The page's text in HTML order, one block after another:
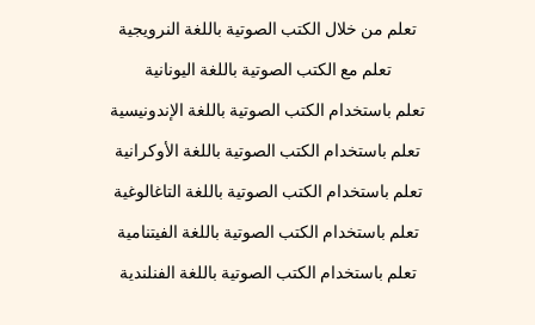
تعلم من خلال الكتب الصوتية باللغة النرويجية
تعلم مع الكتب الصوتية باللغة اليونانية
تعلم باستخدام الكتب الصوتية باللغة الإندونيسية
تعلم باستخدام الكتب الصوتية باللغة الأوكرانية
تعلم باستخدام الكتب الصوتية باللغة التاغالوغية
تعلم باستخدام الكتب الصوتية باللغة الفيتنامية
تعلم باستخدام الكتب الصوتية باللغة الفنلندية